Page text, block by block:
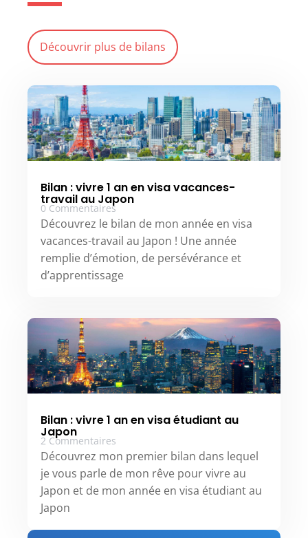
Découvrir plus de bilans
Bilan : vivre 1 an en visa vacances-
travail au Japon
0 Commentaires
Découvrez le bilan de mon année en visa
vacances-travail au Japon ! Une année
remplie d’émotion, de persévérance et
d’apprentissage
Bilan : vivre 1 an en visa étudiant au
Japon
2 Commentaires
Découvrez mon premier bilan dans lequel
je vous parle de mon rêve pour vivre au
Japon et de mon année en visa étudiant au
Japon